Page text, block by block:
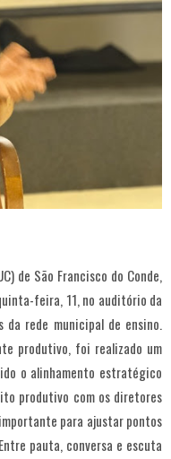
de São Francisco do Conde,
feira, 11, no auditório da
rede municipal de ensino.
produtivo, foi realizado um
o alinhamento estratégico
produtivo com os diretores
para ajustar pontos
pauta, conversa e escuta